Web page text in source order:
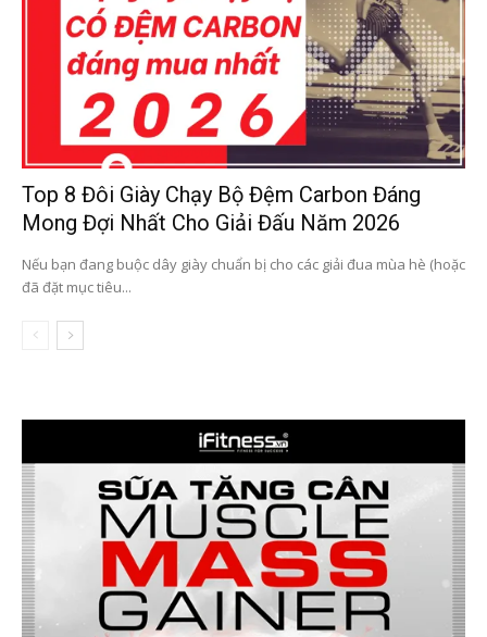
Top 8 Đôi Giày Chạy Bộ Đệm Carbon Đáng
Mong Đợi Nhất Cho Giải Đấu Năm 2026
Nếu bạn đang buộc dây giày chuẩn bị cho các giải đua mùa hè (hoặc
đã đặt mục tiêu...